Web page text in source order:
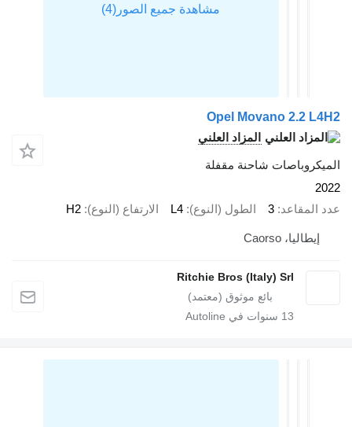
Opel Movano 2.2
المزاد العلني
شاحنة مقفلة
المقاعد 3 الطول (النوع) L4 الارتفاع (النوع) H2
إيطاليا، Caorso
Ritchie Bros (Italy) Srl
سنوات في Autoline